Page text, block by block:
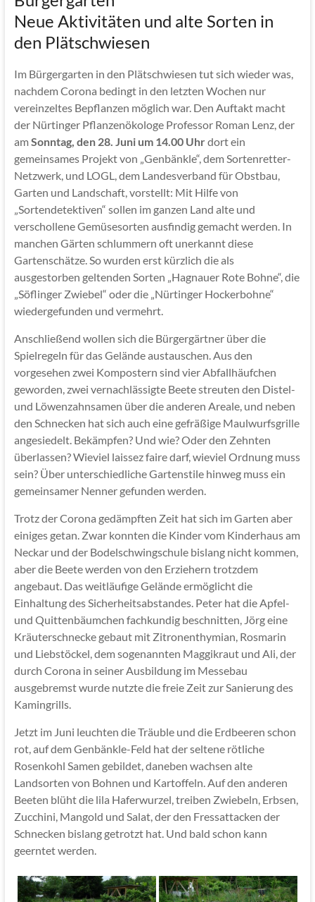
Neue Aktivitäten und alte Sorten in
den Plätschwiesen
Im Bürgergarten in den Plätschwiesen tut sich wieder was,
nachdem Corona bedingt in den letzten Wochen nur
vereinzeltes Bepflanzen möglich war. Den Auftakt macht
der Nürtinger Pflanzenökologe Professor Roman Lenz, der
amSonntag, den 28. Juni um 14.00 Uhrdort ein
gemeinsames Projekt von „Genbänkle“, dem Sortenretter-
Netzwerk, und LOGL, dem Landesverband für Obstbau,
Garten und Landschaft, vorstellt: Mit Hilfe von
„Sortendetektiven“ sollen im ganzen Land alte und
verschollene Gemüsesorten ausfindig gemacht werden. In
manchen Gärten schlummern oft unerkannt diese
Gartenschätze. So wurden erst kürzlich die als
ausgestorben geltenden Sorten „Hagnauer Rote Bohne“, die
„Söflinger Zwiebel“ oder die „Nürtinger Hockerbohne“
wiedergefunden und vermehrt.
Anschließend wollen sich die Bürgergärtner über die
Spielregeln für das Gelände austauschen. Aus den
vorgesehen zwei Kompostern sind vier Abfallhäufchen
geworden, zwei vernachlässigte Beete streuten den Distel-
und Löwenzahnsamen über die anderen Areale, und neben
den Schnecken hat sich auch eine gefräßige Maulwurfsgrille
angesiedelt. Bekämpfen? Und wie? Oder den Zehnten
überlassen? Wieviel laissez faire darf, wieviel Ordnung muss
sein? Über unterschiedliche Gartenstile hinweg muss ein
gemeinsamer Nenner gefunden werden.
Trotz der Corona gedämpften Zeit hat sich im Garten aber
einiges getan. Zwar konnten die Kinder vom Kinderhaus am
Neckar und der Bodelschwingschule bislang nicht kommen,
aber die Beete werden von den Erziehern trotzdem
angebaut. Das weitläufige Gelände ermöglicht die
Einhaltung des Sicherheitsabstandes. Peter hat die Apfel-
und Quittenbäumchen fachkundig beschnitten, Jörg eine
Kräuterschnecke gebaut mit Zitronenthymian, Rosmarin
und Liebstöckel, dem sogenannten Maggikraut und Ali, der
durch Corona in seiner Ausbildung im Messebau
ausgebremst wurde nutzte die freie Zeit zur Sanierung des
Kamingrills.
Jetzt im Juni leuchten die Träuble und die Erdbeeren schon
rot, auf dem Genbänkle-Feld hat der seltene rötliche
Rosenkohl Samen gebildet, daneben wachsen alte
Landsorten von Bohnen und Kartoffeln. Auf den anderen
Beeten blüht die lila Haferwurzel, treiben Zwiebeln, Erbsen,
Zucchini, Mangold und Salat, der den Fressattacken der
Schnecken bislang getrotzt hat. Und bald schon kann
geerntet werden.